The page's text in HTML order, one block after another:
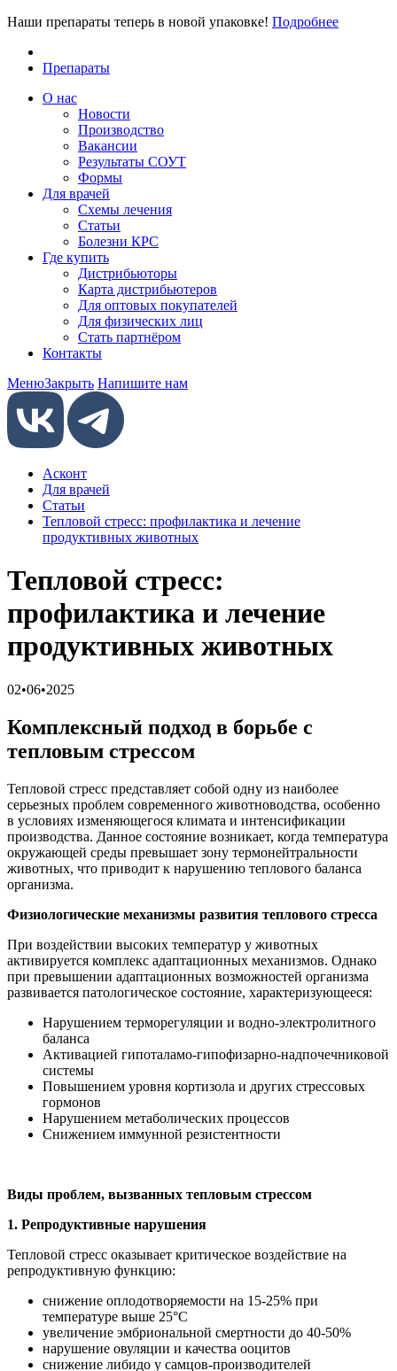
Наши препараты теперь в новой упаковке! Подробнее
Препараты
О нас
Новости
Производство
Вакансии
Результаты СОУТ
Формы
Для врачей
Схемы лечения
Статьи
Болезни КРС
Где купить
Дистрибьюторы
Карта дистрибьютеров
Для оптовых покупателей
Для физических лиц
Стать партнёром
Контакты
МенюЗакрыть Напишите нам
Асконт
Для врачей
Статьи
Тепловой стресс: профилактика и лечение
продуктивных животных
Тепловой стресс:
профилактика и лечение
продуктивных животных
02•06•2025
Комплексный подход в борьбе с
тепловым стрессом
Тепловой стресс представляет собой одну из наиболее
серьезных проблем современного животноводства, особенно
в условиях изменяющегося климата и интенсификации
производства. Данное состояние возникает, когда температура
окружающей среды превышает зону термонейтральности
животных, что приводит к нарушению теплового баланса
организма.
Физиологические механизмы развития теплового стресса
При воздействии высоких температур у животных
активируется комплекс адаптационных механизмов. Однако
при превышении адаптационных возможностей организма
развивается патологическое состояние, характеризующееся:
Нарушением терморегуляции и водно-электролитного
баланса
Активацией гипоталамо-гипофизарно-надпочечниковой
системы
Повышением уровня кортизола и других стрессовых
гормонов
Нарушением метаболических процессов
Снижением иммунной резистентности
Виды проблем, вызванных тепловым стрессом
1. Репродуктивные нарушения
Тепловой стресс оказывает критическое воздействие на
репродуктивную функцию:
снижение оплодотворяемости на 15-25% при
температуре выше 25°С
увеличение эмбриональной смертности до 40-50%
нарушение овуляции и качества ооцитов
снижение либидо у самцов-производителей